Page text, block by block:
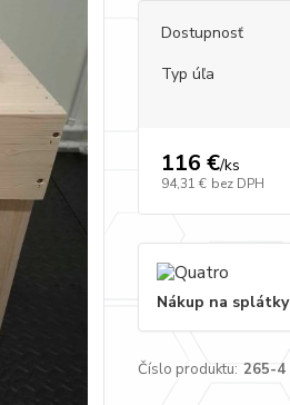
Dostupnosť
Typ úľa
116 €/ks
94,31 € bez DPH
Nákup na splátky
Číslo produktu: 265-4